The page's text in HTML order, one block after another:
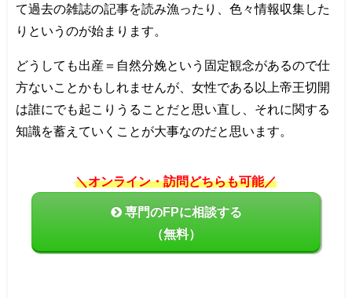
て過去の雑誌の記事を読み漁ったり、色々情報収集した
りというのが始まります。
どうしても出産＝自然分娩という固定観念があるので仕
方ないことかもしれませんが、女性である以上帝王切開
は誰にでも起こりうることだと思い直し、それに関する
知識を蓄えていくことが大事なのだと思います。
＼オンライン・訪問どちらも可能／
専門のFPに相談する
（無料）